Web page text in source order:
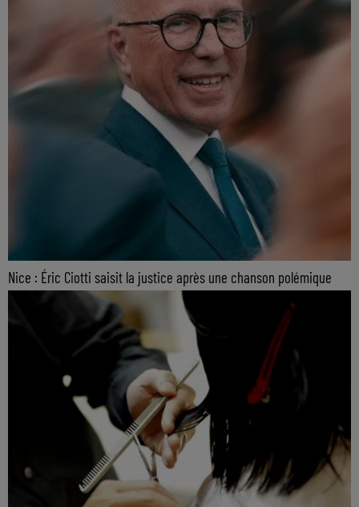
Nice : Éric Ciotti saisit la justice après une chanson polémique